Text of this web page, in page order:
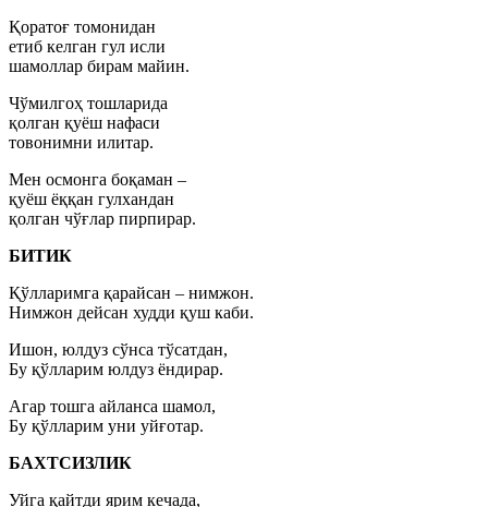
Қоратоғ томонидан
етиб келган гул исли
шамоллар бирам майин.
Чўмилгоҳ тошларида
қолган қуёш нафаси
товонимни илитар.
Мен осмонга боқаман –
қуёш ёққан гулхандан
қолган чўғлар пирпирар.
БИТИК
Қўлларимга қарайсан – нимжон.
Нимжон дейсан худди қуш каби.
Ишон, юлдуз сўнса тўсатдан,
Бу қўлларим юлдуз ёндирар.
Агар тошга айланса шамол,
Бу қўлларим уни уйғотар.
БАХТСИЗЛИК
Уйга қайтди ярим кечада,